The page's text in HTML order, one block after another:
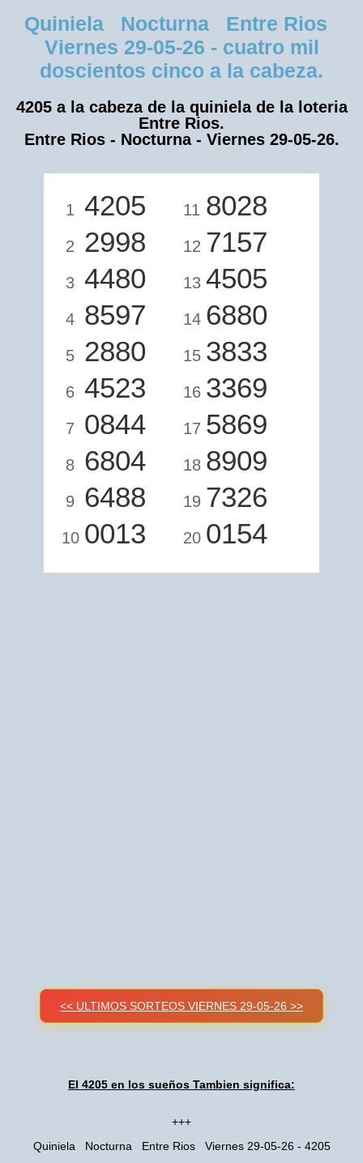
Quiniela Nocturna Entre Rios
Viernes 29-05-26 - cuatro mil
doscientos cinco a la cabeza.
4205 a la cabeza de la quiniela de la loteria
Entre Rios.
Entre Rios - Nocturna - Viernes 29-05-26.
1 4205
2 2998
3 4480
4 8597
5 2880
6 4523
7 0844
8 6804
9 6488
10 0013
11 8028
12 7157
13 4505
14 6880
15 3833
16 3369
17 5869
18 8909
19 7326
20 0154
<< ULTIMOS SORTEOS VIERNES 29-05-26 >>
El 4205 en los sueños Tambien significa:
+++
Quiniela Nocturna Entre Rios Viernes 29-05-26 - 4205